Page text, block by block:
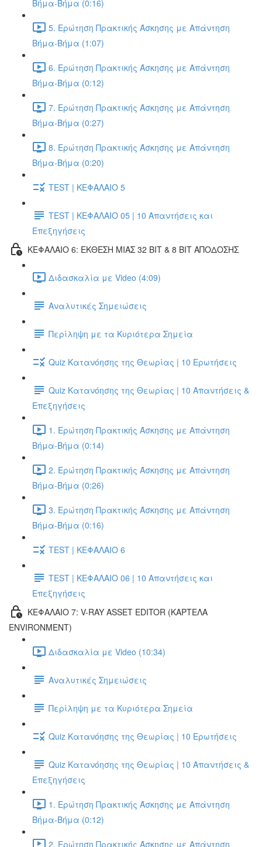
Βήμα-Βήμα (0:16)
5. Ερώτηση Πρακτικής Άσκησης με Απάντηση
Βήμα-Βήμα (1:07)
6. Ερώτηση Πρακτικής Άσκησης με Απάντηση
Βήμα-Βήμα (0:12)
7. Ερώτηση Πρακτικής Άσκησης με Απάντηση
Βήμα-Βήμα (0:27)
8. Ερώτηση Πρακτικής Άσκησης με Απάντηση
Βήμα-Βήμα (0:20)
TEST | ΚΕΦΑΛΑΙΟ 5
TEST | ΚΕΦΑΛΑΙΟ 05 | 10 Απαντήσεις και
Επεξηγήσεις
ΚΕΦΑΛΑΙΟ 6: ΕΚΘΕΣΗ ΜΙΑΣ 32 BIT & 8 BIT ΑΠΟΔΟΣΗΣ
Διδασκαλία με Video (4:09)
Αναλυτικές Σημειώσεις
Περίληψη με τα Κυριότερα Σημεία
Quiz Κατανόησης της Θεωρίας | 10 Ερωτήσεις
Quiz Κατανόησης της Θεωρίας | 10 Απαντήσεις &
Επεξηγήσεις
1. Ερώτηση Πρακτικής Άσκησης με Απάντηση
Βήμα-Βήμα (0:14)
2. Ερώτηση Πρακτικής Άσκησης με Απάντηση
Βήμα-Βήμα (0:26)
3. Ερώτηση Πρακτικής Άσκησης με Απάντηση
Βήμα-Βήμα (0:16)
TEST | ΚΕΦΑΛΑΙΟ 6
TEST | ΚΕΦΑΛΑΙΟ 06 | 10 Απαντήσεις και
Επεξηγήσεις
ΚΕΦΑΛΑΙΟ 7: V-RAY ASSET EDITOR (ΚΑΡΤΕΛΑ
ENVIRONMENT)
Διδασκαλία με Video (10:34)
Αναλυτικές Σημειώσεις
Περίληψη με τα Κυριότερα Σημεία
Quiz Κατανόησης της Θεωρίας | 10 Ερωτήσεις
Quiz Κατανόησης της Θεωρίας | 10 Απαντήσεις &
Επεξηγήσεις
1. Ερώτηση Πρακτικής Άσκησης με Απάντηση
Βήμα-Βήμα (0:12)
2. Ερώτηση Πρακτικής Άσκησης με Απάντηση